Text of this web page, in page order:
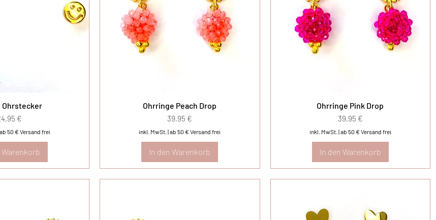
Ohrstecker
€
ab 50 € Versand frei
Warenkorb
Ohrringe Peach Drop
Preis
39,95 €
inkl. MwSt. |ab 50 € Versand frei
In den Warenkorb
Ohrringe Pink Drop
Preis
39,95 €
inkl. MwSt. |ab 50 € Versand frei
In den Warenkorb